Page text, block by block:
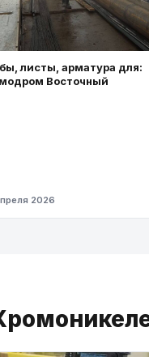
листы, арматура для:
Восточный
2026